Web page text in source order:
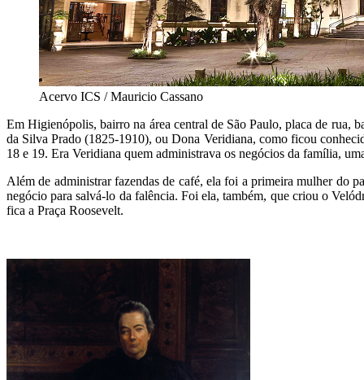
Acervo ICS / Mauricio Cassano
Em Higienópolis, bairro na área central de São Paulo, placa de rua,
da Silva Prado (1825-1910), ou Dona Veridiana, como ficou
18 e 19. Era Veridiana quem administrava os negócios da família,
Além de administrar fazendas de café, ela foi a primeira mulher do
negócio para salvá-lo da falência. Foi ela, também, que criou o
fica a Praça Roosevelt.